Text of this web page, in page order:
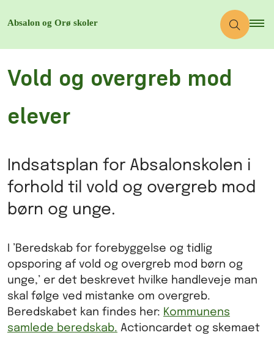
Vold og overgreb mod
elever
Indsatsplan for Absalonskolen i
forhold til vold og overgreb mod
børn og unge.
I ’Beredskab for forebyggelse og tidlig
opsporing af vold og overgreb mod børn og
unge,’ er det beskrevet hvilke handleveje man
skal følge ved mistanke om overgreb.
Beredskabet kan findes her: Kommunens
samlede beredskab. Actioncardet og skemaet